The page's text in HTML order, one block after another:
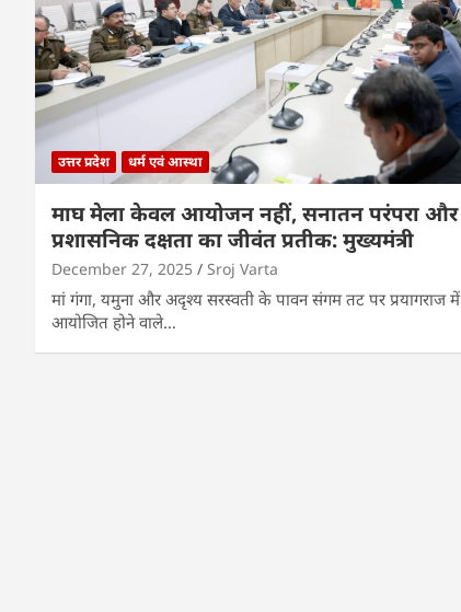
उत्तर प्रदेश धर्म एवं आस्था
माघ मेला केवल आयोजन नहीं, सनातन परंपरा और
प्रशासनिक दक्षता का जीवंत प्रतीक: मुख्यमंत्री
December 27, 2025 Sroj Varta
मां गंगा, यमुना और अदृश्य सरस्वती के पावन संगम तट पर प्रयागराज में
आयोजित होने वाले…